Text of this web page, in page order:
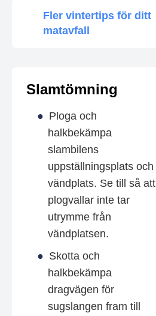
Fler vintertips för ditt
matavfall
Slamtömning
Ploga och
halkbekämpa
slambilens
uppställningsplats och
vändplats. Se till så att
plogvallar inte tar
utrymme från
vändplatsen.
Skotta och
halkbekämpa
dragvägen för
sugslangen fram till